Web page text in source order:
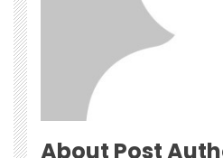
About Post